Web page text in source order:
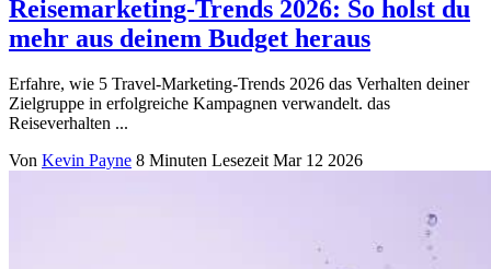
Reisemarketing-Trends 2026: So holst du
mehr aus deinem Budget heraus
Erfahre, wie 5 Travel-Marketing-Trends 2026 das Verhalten deiner
Zielgruppe in erfolgreiche Kampagnen verwandelt. das
Reiseverhalten ...
Von Kevin Payne 8 Minuten Lesezeit Mar 12 2026